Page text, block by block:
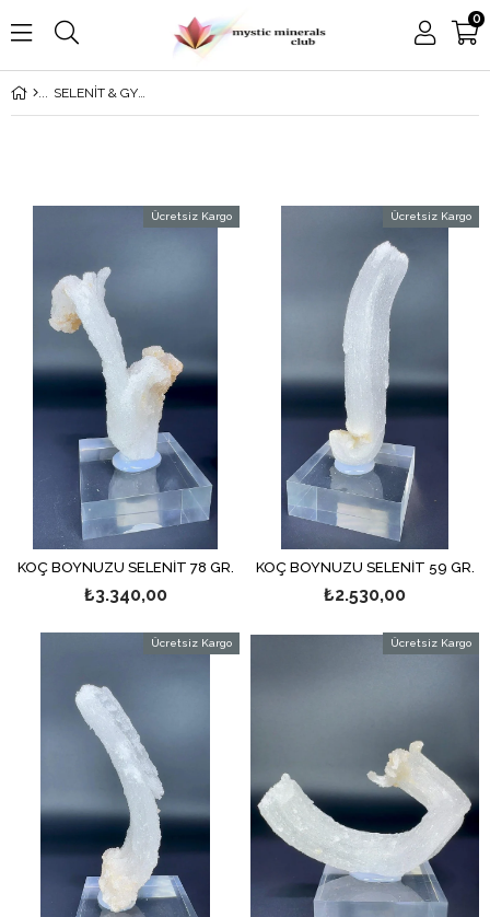
0
SELENİT & GYPSUM
KOÇ BOYNUZU SELENİT 78 GR.
₺3.340,00
Ücretsiz Kargo
KOÇ BOYNUZU SELENİT 59 GR.
₺2.530,00
Ücretsiz Kargo
Ücretsiz Kargo Ücretsiz Kargo